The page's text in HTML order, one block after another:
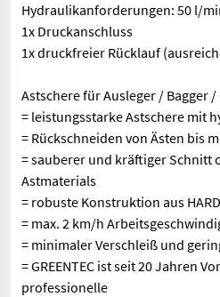
Hydraulikanforderungen: 50 l/
1x Druckanschluss
1x druckfreier Rücklauf
Astschere für Ausleger / Bagger
= leistungsstarke Astschere mit
= Rückschneiden von Ästen bis
= sauberer und kräftiger Schnitt
Astmaterials
= robuste Konstruktion aus
= max. 2 km/h
= minimaler Verschleiß und
= GREENTEC ist seit 20 Jahren
professionelle